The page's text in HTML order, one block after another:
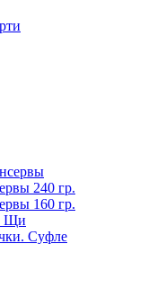
240 гр.
160 гр.
Щи
Суфле